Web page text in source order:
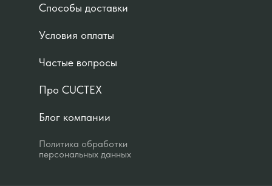
Способы доставки
Условия оплаты
Частые вопросы
Про CUCTEX
Блог компании
Политика обработки
персональных данных